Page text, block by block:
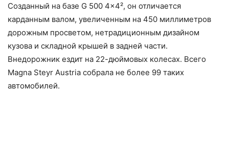
Созданный на базе G 500 4×4², он отличается
карданным валом, увеличенным на 450 миллиметров
дорожным просветом, нетрадиционным дизайном
кузова и складной крышей в задней части.
Внедорожник ездит на 22-дюймовых колесах. Всего
Magna Steyr Austria собрала не более 99 таких
автомобилей.